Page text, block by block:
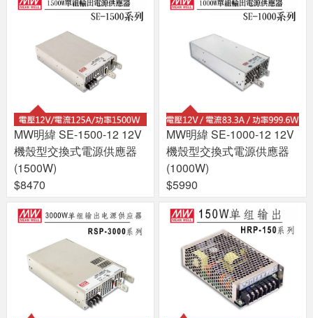
MW明緯 SE-1500-12 12V
機殼型交換式電源供應器
(1500W)
$8470
MW明緯 SE-1000-12 12V
機殼型交換式電源供應器
(1000W)
$5990